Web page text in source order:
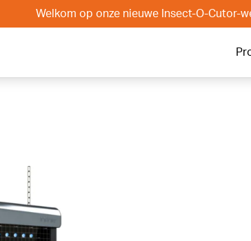
Welkom op onze nieuwe Insect-O-Cutor-